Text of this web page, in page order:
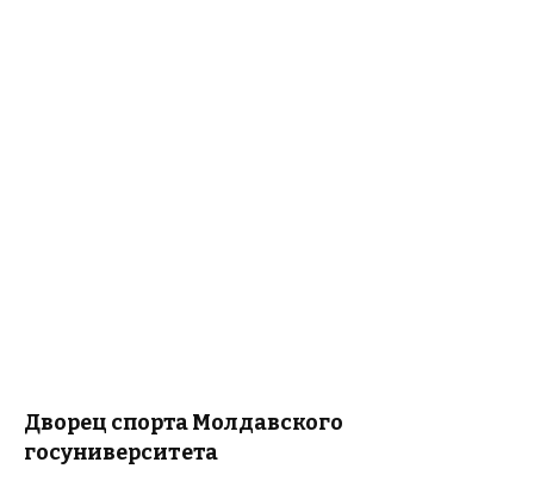
Дворец спорта Молдавского
госуниверситета